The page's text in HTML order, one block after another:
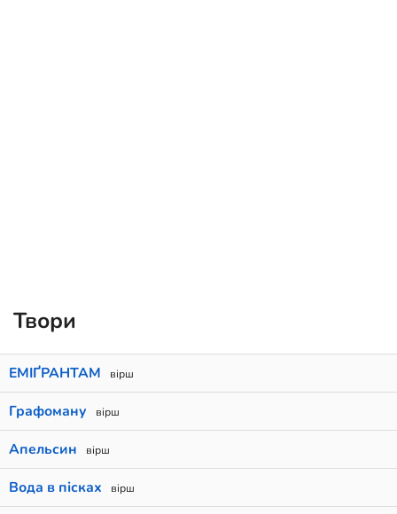
Твори
ЕМІҐРАНТАМ вірш
Графоману вірш
Апельсин вірш
Вода в пісках вірш